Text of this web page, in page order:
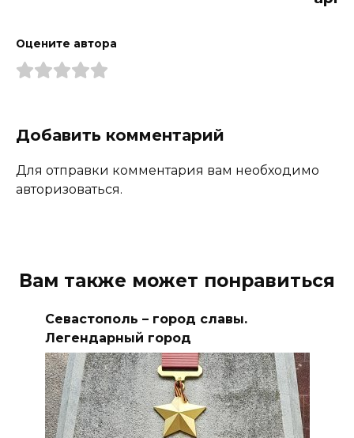
Оцените автора
Добавить комментарий
Для отправки комментария вам необходимо
авторизоваться.
Вам также может понравиться
Севастополь – город славы.
Легендарный город